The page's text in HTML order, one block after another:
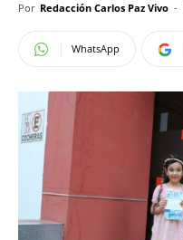
Por Redacción Carlos Paz Vivo -
WhatsApp